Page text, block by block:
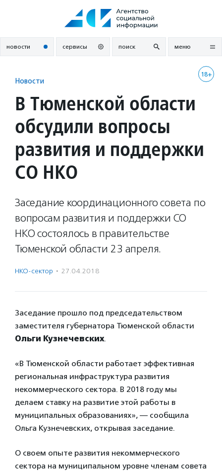
новости сервисы поиск меню
18+
Новости
В Тюменской области
обсудили вопросы
развития и поддержки
СО НКО
Заседание координационного совета по
вопросам развития и поддержки СО
НКО состоялось в правительстве
Тюменской области 23 апреля.
НКО-сектор · 27.04.2018
Заседание прошло под председательством
заместителя губернатора Тюменской области
Ольги Кузнечевских.
«В Тюменской области работает эффективная
региональная инфраструктура развития
некоммерческого сектора. В 2018 году мы
делаем ставку на развитие этой работы в
муниципальных образованиях», — сообщила
Ольга Кузнечевских, открывая заседание.
О своем опыте развития некоммерческого
сектора на муниципальном уровне членам совета